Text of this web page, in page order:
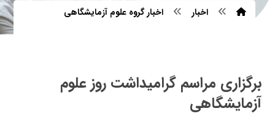
اخبار اخبار گروه علوم آزمایشگاهی
برگزاری مراسم گرامیداشت روز علوم
آزمایشگاهی